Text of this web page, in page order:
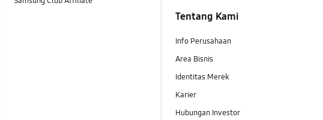
Tentang Kami
Info Perusahaan
Area Bisnis
Identitas Merek
Karier
Hubungan Investor